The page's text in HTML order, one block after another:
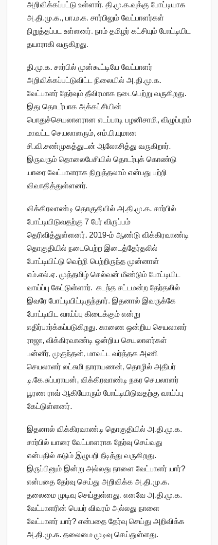
அறிவிக்கப்பட்டு உள்ளார். தி.மு.க.வுக்கு போட்டியாக
அ.தி.மு.க., பா.ம.க. சார்பிலும் வேட்பாளர்கள்
நிறுத்தப்பட உள்ளனர். நாம் தமிழர் கட்சியும் போட்டியிட
தயாராகி வருகிறது.
தி.மு.க. சார்பில் முன்கூட்டியே வேட்பாளர்
அறிவிக்கப்பட்டுவிட்ட நிலையில் அ.தி.மு.க.
வேட்பாளர் தேர்வும் தீவிரமாக நடைபெற்று வருகிறது.
இது தொடர்பாக அக்கட்சியின்
பொதுச்செயலாளரான எடப்பாடி பழனிசாமி, விழுப்புரம்
மாவட்ட செயலாளரும், எம்.பி.யுமான
சி.வி.சண்முகத்துடன் ஆலோசித்து வருகிறார்.
இருவரும் தொலைபேசியில் தொடர்புக் கொண்டு
யாரை வேட்பாளராக நிறுத்தலாம் என்பது பற்றி
விவாதித்துள்ளனர்.
விக்கிரவாண்டி தொகுதியில் அ.தி.மு.க. சார்பில்
போட்டியிடுவதற்கு 7 பேர் விருப்பம்
தெரிவித்துள்ளனர். 2019-ம் ஆண்டு விக்கிரவாண்டி
தொகுதியில் நடைபெற்ற இடைத்தேர்தலில்
போட்டியிட்டு வெற்றி பெற்றிருந்த முன்னாள்
எம்.எல்.ஏ. முத்தமிழ் செல்வன் மீண்டும் போட்டியிட
வாய்ப்பு கேட்டுள்ளார். கடந்த சட்டமன்ற தேர்தலில்
இவரே போட்டியிட்டிருந்தார். இதனால் இவருக்கே
போட்டியிட வாய்ப்பு கிடைக்கும் என்று
எதிர்பார்க்கப்படுகிறது. காணை ஒன்றிய செயலாளர்
ராஜா, விக்கிரவாண்டி ஒன்றிய செயலாளர்கள்
பன்னீர், முகுந்தன், மாவட்ட வர்த்தக அணி
செயலாளர் லட்சுமி நாராயணன், தொழில் அதிபர்
டி.கே.சுப்பராயன், விக்கிரவாண்டி நகர செயலாளர்
பூரண ராவ் ஆகியோரும் போட்டியிடுவதற்கு வாய்ப்பு
கேட்டுள்ளனர்.
இதனால் விக்கிரவாண்டி தொகுதியில் அ.தி.மு.க.
சார்பில் யாரை வேட்பாளராக தேர்வு செய்வது
என்பதில் கடும் இழுபறி நீடித்து வருகிறது.
இருப்பினும் இன்று அல்லது நாளை வேட்பாளர் யார்?
என்பதை தேர்வு செய்து அறிவிக்க அ.தி.மு.க.
தலைமை முடிவு செய்துள்ளது. எனவே அ.தி.மு.க.
வேட்பாளரின் பெயர் விவரம் அல்லது நாளை
வேட்பாளர் யார்? என்பதை தேர்வு செய்து அறிவிக்க
அ.தி.மு.க. தலைமை முடிவு செய்துள்ளது.